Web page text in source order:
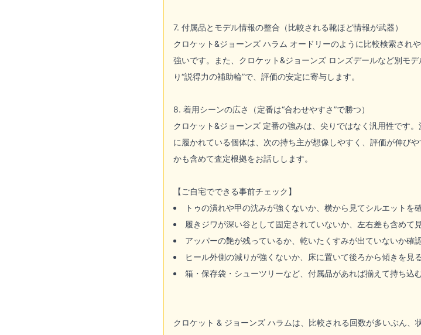
7. 付属品とモデル情報の整合（比較される靴ほど情報が武器）
クロケット&ジョーンズ ハラム オードリーのように比較検索され
強いです。また、クロケット&ジョーンズ ロンズデールなど別モ
り“説得力の補助輪”で、評価の安定に寄与します。
8. 着用シーンの広さ（定番は“合わせやすさ”で勝つ）
クロケット&ジョーンズ 定番の強みは、尖りではなく汎用性です
に履かれている個体は、次の持ち主が想像しやすく、評価が伸び
かも含めて査定根拠をお話しします。
【ご自宅でできる事前チェック】
トゥの潰れや甲の沈みが強くないか、横から見てシルエットを
履きジワが深い谷として固定されていないか、左右差も含めて
アッパーの艶が残っているか、乾いたくすみが出ていないか確
ヒール外側の減りが強くないか、床に置いて後ろから傾きを見る
箱・保存袋・シューツリーなど、付属品があれば揃えて持ち込
クロケット & ジョーンズ ハラムは、比較される回数が多いぶん